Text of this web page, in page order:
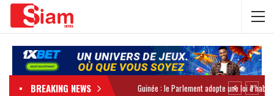
BREAKING NEWS